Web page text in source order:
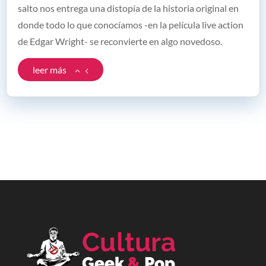
salto nos entrega una distopía de la historia original en
donde todo lo que conocíamos -en la película live action
de Edgar Wright- se reconvierte en algo novedoso.
leer más